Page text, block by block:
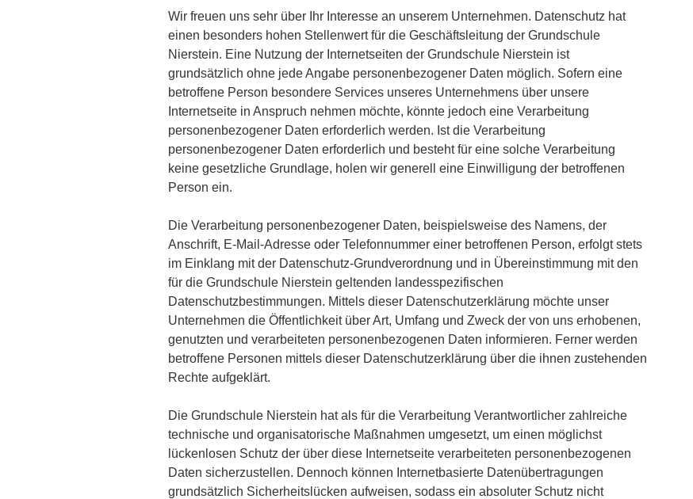
Wir freuen uns sehr über Ihr Interesse an unserem Unternehmen. Datenschutz hat
einen besonders hohen Stellenwert für die Geschäftsleitung der Grundschule
Nierstein. Eine Nutzung der Internetseiten der Grundschule Nierstein ist
grundsätzlich ohne jede Angabe personenbezogener Daten möglich. Sofern eine
betroffene Person besondere Services unseres Unternehmens über unsere
Internetseite in Anspruch nehmen möchte, könnte jedoch eine Verarbeitung
personenbezogener Daten erforderlich werden. Ist die Verarbeitung
personenbezogener Daten erforderlich und besteht für eine solche Verarbeitung
keine gesetzliche Grundlage, holen wir generell eine Einwilligung der betroffenen
Person ein.
Die Verarbeitung personenbezogener Daten, beispielsweise des Namens, der
Anschrift, E-Mail-Adresse oder Telefonnummer einer betroffenen Person, erfolgt stets
im Einklang mit der Datenschutz-Grundverordnung und in Übereinstimmung mit den
für die Grundschule Nierstein geltenden landesspezifischen
Datenschutzbestimmungen. Mittels dieser Datenschutzerklärung möchte unser
Unternehmen die Öffentlichkeit über Art, Umfang und Zweck der von uns erhobenen,
genutzten und verarbeiteten personenbezogenen Daten informieren. Ferner werden
betroffene Personen mittels dieser Datenschutzerklärung über die ihnen zustehenden
Rechte aufgeklärt.
Die Grundschule Nierstein hat als für die Verarbeitung Verantwortlicher zahlreiche
technische und organisatorische Maßnahmen umgesetzt, um einen möglichst
lückenlosen Schutz der über diese Internetseite verarbeiteten personenbezogenen
Daten sicherzustellen. Dennoch können Internetbasierte Datenübertragungen
grundsätzlich Sicherheitslücken aufweisen, sodass ein absoluter Schutz nicht